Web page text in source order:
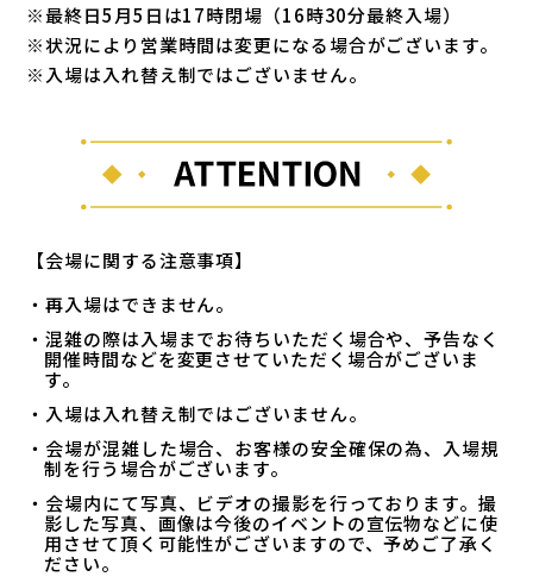
※最終日5月5日は17時閉場（16時30分最終入場）
※状況により営業時間は変更になる場合がございます。
※入場は入れ替え制ではございません。
【会場に関する注意事項】
・再入場はできません。
・混雑の際は入場までお待ちいただく場合や、予告なく
開催時間などを変更させていただく場合がございま
す。
・入場は入れ替え制ではございません。
・会場が混雑した場合、お客様の安全確保の為、入場規
制を行う場合がございます。
・会場内にて写真、ビデオの撮影を行っております。撮
影した写真、画像は今後のイベントの宣伝物などに使
用させて頂く可能性がございますので、予めご了承く
ださい。